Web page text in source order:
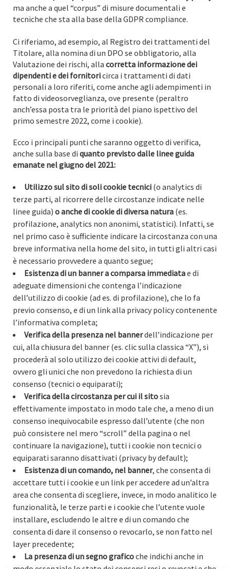
ma anche a quel “corpus” di misure documentali e
tecniche che sta alla base della GDPR compliance.
Ci riferiamo, ad esempio, al Registro dei trattamenti del
Titolare, alla nomina di un DPO se obbligatorio, alla
Valutazione dei rischi, alla corretta informazione dei
dipendenti e dei fornitoricirca i trattamenti di dati
personali a loro riferiti, come anche agli adempimenti in
fatto di videosorveglianza, ove presente (peraltro
anch’essa posta tra le priorità del piano ispettivo del
primo semestre 2022, come i cookie).
Ecco i principali punti che saranno oggetto di verifica,
anche sulla base di quanto previsto dalle linee guida
emanate nel giugno del 2021:
Utilizzo sul sito di soli cookie tecnici (o analytics di
terze parti, al ricorrere delle circostanze indicate nelle
linee guida) o anche di cookie di diversa natura (es.
profilazione, analytics non anonimi, statistici). Infatti, se
nel primo caso è sufficiente indicare la circostanza con una
breve informativa nella home del sito, in tutti gli altri casi
è necessario provvedere a quanto segue;
Esistenza di un banner a comparsa immediatae di
adeguate dimensioni che contenga l’indicazione
dell’utilizzo di cookie (ad es. di profilazione), che lo fa
previo consenso, e di un link alla privacy policy contenente
l’informativa completa;
Verifica della presenza nel bannerdell’indicazione per
cui, alla chiusura del banner (es. clic sulla classica “X”), si
procederà al solo utilizzo dei cookie attivi di default,
ovvero gli unici che non prevedono la richiesta di un
consenso (tecnici o equiparati);
Verifica della circostanza per cui il sitosia
effettivamente impostato in modo tale che, a meno di un
consenso inequivocabile espresso dall’utente (che non
può consistere nel mero “scroll” della pagina o nel
continuare la navigazione), tutti i cookie non tecnici o
equiparati saranno disattivati (privacy by default);
Esistenza di un comando, nel banner, che consenta di
accettare tutti i cookie e un link per accedere ad un’altra
area che consenta di scegliere, invece, in modo analitico le
funzionalità, le terze parti e i cookie che l’utente vuole
installare, escludendo le altre e di un comando che
consenta di dare il consenso o revocarlo, se non fatto nel
layer precedente;
La presenza di un segno graficoche indichi anche in